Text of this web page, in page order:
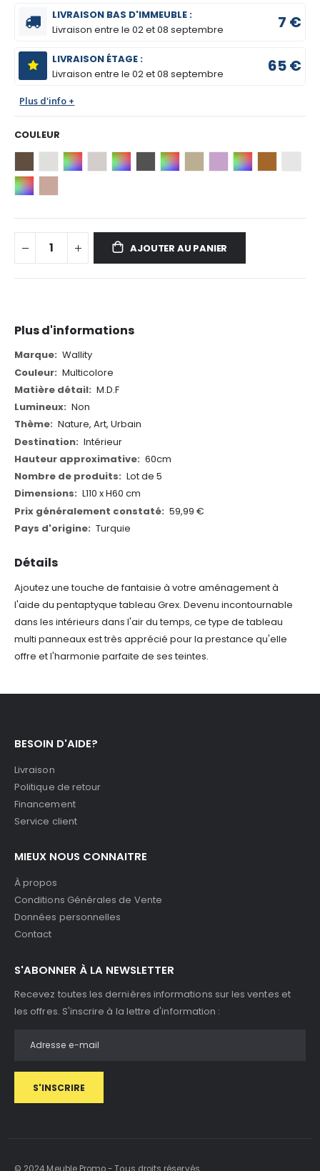
LIVRAISON BAS D'IMMEUBLE :
Livraison entre le02 et 08 septembre 7 €
LIVRAISON ÉTAGE :
Livraison entre le02 et 08 septembre 65 €
Plus d'info +
COULEUR
AJOUTER AU PANIER
Détails
Ajoutez une touche de fantaisie à votre aménagement à
l'aide du pentaptyque tableau Grex. Devenu incontournable
dans les intérieurs dans l'air du temps, ce type de tableau
multi panneaux est très apprécié pour la prestance qu'elle
offre et l'harmonie parfaite de ses teintes.
Plus d'informations
Plus
d'informations
Wallity
Multicolore
M.D.F
Non
Nature, Art, Urbain
Intérieur
60cm
Lot de 5
L110 x H60 cm
59,99 €
Turquie
BESOIN D'AIDE?
Livraison
Politique de retour
Financement
Service client
MIEUX NOUS CONNAITRE
À propos
Conditions Générales de Vente
Données personnelles
Contact
S'ABONNER À LA NEWSLETTER
Recevez toutes les dernières informations sur les ventes et
les offres. S'inscrire à la lettre d'information :
S'INSCRIRE